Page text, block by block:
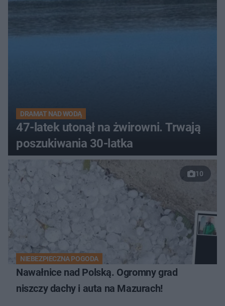
DRAMAT NAD WODĄ
47-latek utonął na żwirowni. Trwają
poszukiwania 30-latka
10
NIEBEZPIECZNA POGODA
Nawałnice nad Polską. Ogromny grad
niszczy dachy i auta na Mazurach!